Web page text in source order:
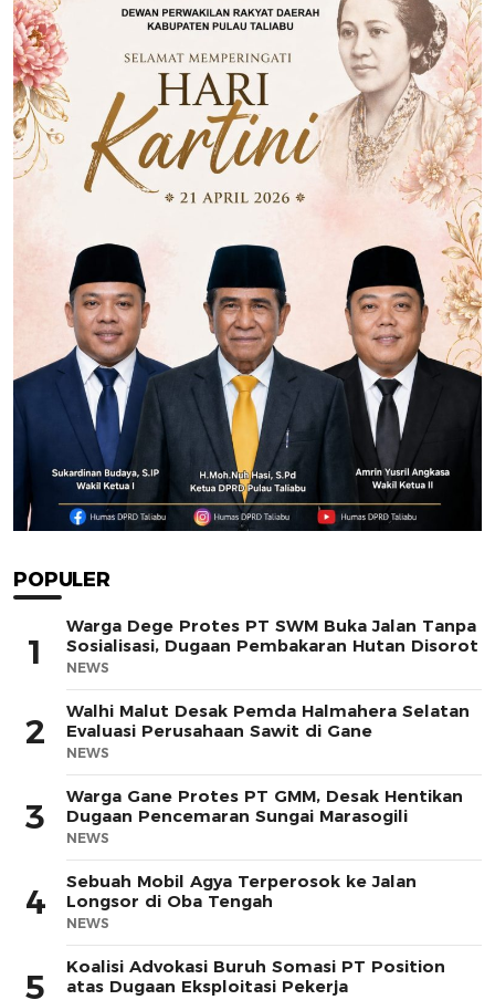
POPULER
1
Warga Dege Protes PT SWM Buka Jalan Tanpa
Sosialisasi, Dugaan Pembakaran Hutan Disorot
NEWS
2
Walhi Malut Desak Pemda Halmahera Selatan
Evaluasi Perusahaan Sawit di Gane
NEWS
3
Warga Gane Protes PT GMM, Desak Hentikan
Dugaan Pencemaran Sungai Marasogili
NEWS
4
Sebuah Mobil Agya Terperosok ke Jalan
Longsor di Oba Tengah
NEWS
5
Koalisi Advokasi Buruh Somasi PT Position
atas Dugaan Eksploitasi Pekerja